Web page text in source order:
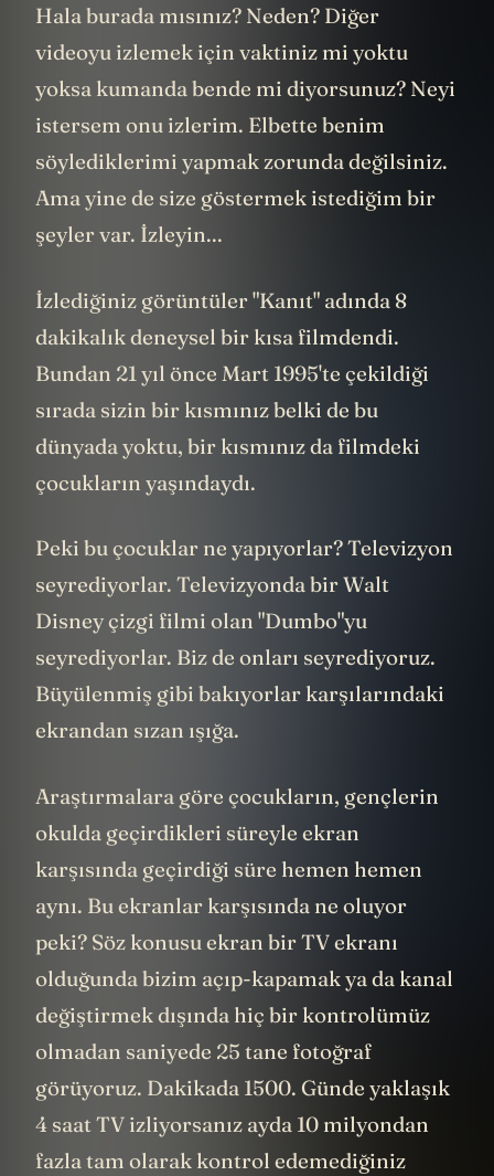
Hala burada mısınız? Neden? Diğer
videoyu izlemek için vaktiniz mi yoktu
yoksa kumanda bende mi diyorsunuz? Neyi
istersem onu izlerim. Elbette benim
söylediklerimi yapmak zorunda değilsiniz.
Ama yine de size göstermek istediğim bir
şeyler var. İzleyin...
İzlediğiniz görüntüler "Kanıt" adında 8
dakikalık deneysel bir kısa filmdendi.
Bundan 21 yıl önce Mart 1995'te çekildiği
sırada sizin bir kısmınız belki de bu
dünyada yoktu, bir kısmınız da filmdeki
çocukların yaşındaydı.
Peki bu çocuklar ne yapıyorlar? Televizyon
seyrediyorlar. Televizyonda bir Walt
Disney çizgi filmi olan "Dumbo"yu
seyrediyorlar. Biz de onları seyrediyoruz.
Büyülenmiş gibi bakıyorlar karşılarındaki
ekrandan sızan ışığa.
Araştırmalara göre çocukların, gençlerin
okulda geçirdikleri süreyle ekran
karşısında geçirdiği süre hemen hemen
aynı. Bu ekranlar karşısında ne oluyor
peki? Söz konusu ekran bir TV ekranı
olduğunda bizim açıp-kapamak ya da kanal
değiştirmek dışında hiç bir kontrolümüz
olmadan saniyede 25 tane fotoğraf
görüyoruz. Dakikada 1500. Günde yaklaşık
4 saat TV izliyorsanız ayda 10 milyondan
fazla tam olarak kontrol edemediğiniz